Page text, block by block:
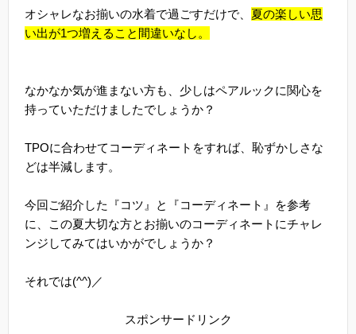
オシャレなお揃いの水着で過ごすだけで、 夏の楽しい思
い出が1つ増えること間違いなし。
なかなか気が進まない方も、少しはペアルックに関心を
持っていただけましたでしょうか？
TPOに合わせてコーディネートをすれば、恥ずかしさな
どは半減します。
今回ご紹介した『コツ』と『コーディネート』を参考
に、この夏大切な方とお揃いのコーディネートにチャレ
ンジしてみてはいかがでしょうか？
それでは(^^)／
スポンサードリンク